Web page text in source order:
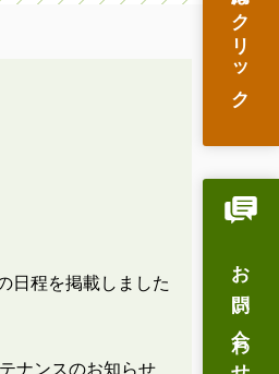
お問い合わせ
日程を掲載しました
ナンスのお知らせ